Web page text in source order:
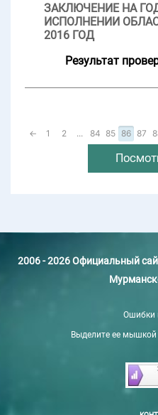
ЗАКЛЮЧЕНИЕ НА
ИСПОЛНЕНИИ
2016 ГОД
Результат
← 1 2 ... 84 85 86 87
2006 - 2026 Официальный
Ошибки
Выделите ее